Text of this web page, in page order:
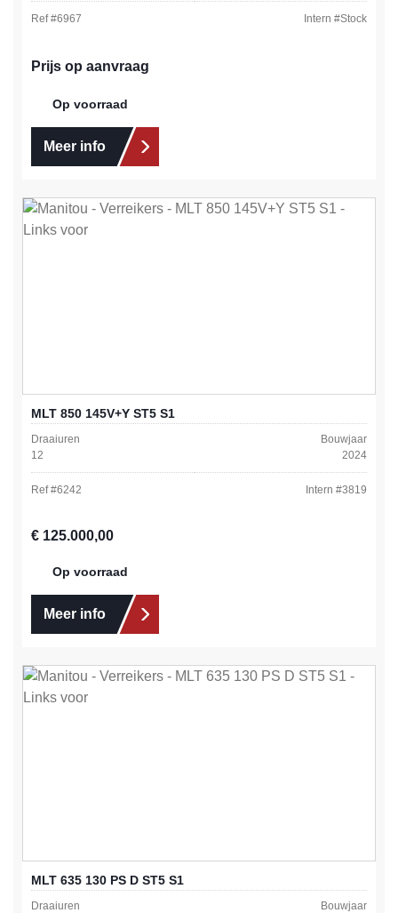
Ref #6967 Intern #Stock
Prijs op aanvraag
Op voorraad
Meer info
MLT 850 145V+Y ST5 S1
Draaiuren
12
Bouwjaar
2024
Ref #6242 Intern #3819
Normale prijs:
€ 125.000,00
Op voorraad
Meer info
MLT 635 130 PS D ST5 S1
Draaiuren
Bouwjaar